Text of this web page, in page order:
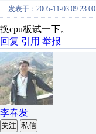
发表于：2005-11-03 09:23:00
换cpu板试一下。
回复 引用 举报
李春发
关注 私信